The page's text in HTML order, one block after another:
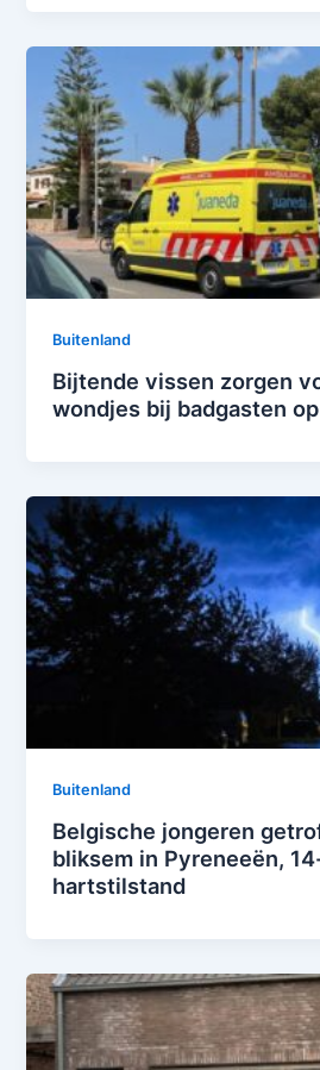
Buitenland
Bijtende vissen zorgen
wondjes bij badgasten
Buitenland
Belgische jongeren
bliksem in Pyreneeën,
hartstilstand